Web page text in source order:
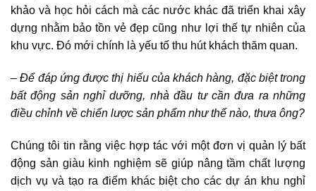
khảo và học hỏi cách mà các nước khác đã triển khai xây
dựng nhằm bảo tồn vẻ đẹp cũng như lợi thế tự nhiên của
khu vực. Đó mới chính là yếu tố thu hút khách thăm quan.
– Để đáp ứng được thị hiếu của khách hàng, đặc biệt trong
bất động sản nghỉ dưỡng, nhà đầu tư cần đưa ra những
điều chỉnh về chiến lược sản phẩm như thế nào, thưa ông?
Chúng tôi tin rằng việc hợp tác với một đơn vị quản lý bất
động sản giàu kinh nghiệm sẽ giúp nâng tầm chất lượng
dịch vụ và tạo ra điểm khác biệt cho các dự án khu nghỉ